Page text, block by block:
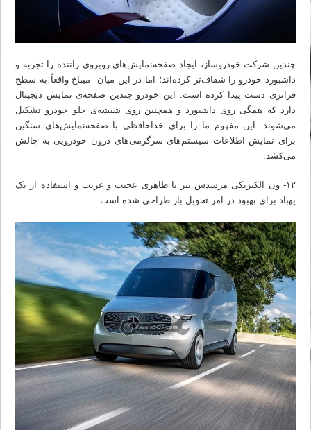
چندین شرکت خودروساز، ایجاد صفحه‌نمایش‌های روبروی راننده را تجربه و
داشبورد خودرو را شفاف‌تر کرده‌اند؛ اما در این میان میباخ واقعاً به سطح
فراتری دست پیدا کرده است. این خودرو چندین صفحه‌ی نمایش دیجیتال
دارد که همگی روی داشبورد و همچنین روی شیشه‌ی جلو خودرو تشکیل
می‌شوند. این مفهوم ما را برای خداحافظی با صفحه‌نمایش‌های سنگین
برای نمایش اطلاعات سیستم‌های سرگرمی‌های درون خودرویی به چالش
می‌کشد.
۱۲- ون الکتریکی مرسدس بنز با ظاهری عجیب‌ و غریب و استفاده از یک
پهباد برای بهبود در امر تحویل بار طراحی شده است.